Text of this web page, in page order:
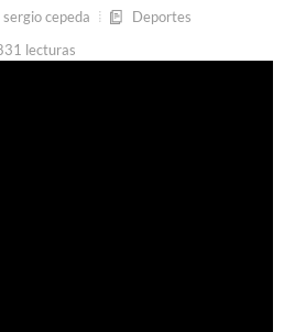
sergio cepeda
Deportes
lecturas